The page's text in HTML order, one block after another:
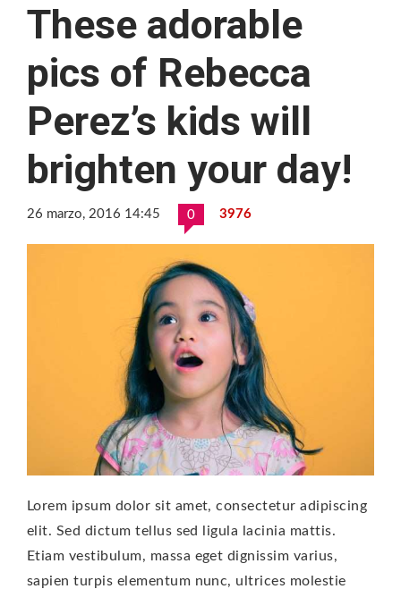
These adorable
pics of Rebecca
Perez’s kids will
brighten your day!
26 marzo, 2016 14:45 0 3976
Lorem ipsum dolor sit amet, consectetur adipiscing
elit. Sed dictum tellus sed ligula lacinia mattis.
Etiam vestibulum, massa eget dignissim varius,
sapien turpis elementum nunc, ultrices molestie